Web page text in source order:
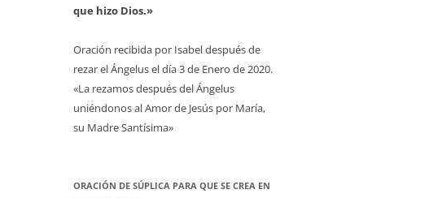
que hizo Dios.»
Oración recibida por Isabel después de
rezar el Ángelus el día 3 de Enero de 2020.
«La rezamos después del Ángelus
uniéndonos al Amor de Jesús por María,
su Madre Santísima»
ORACIÓN DE SÚPLICA PARA QUE SE CREA EN